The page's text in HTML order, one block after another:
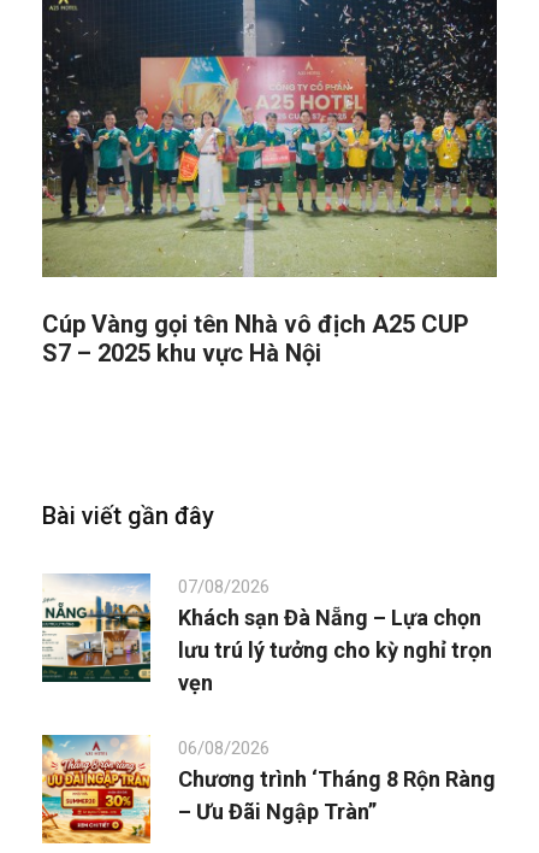
Cúp Vàng gọi tên Nhà vô địch A25 CUP
S7 – 2025 khu vực Hà Nội
Bài viết gần đây
07/08/2026
Khách sạn Đà Nẵng – Lựa chọn
lưu trú lý tưởng cho kỳ nghỉ trọn
vẹn
06/08/2026
Chương trình ‘Tháng 8 Rộn Ràng
– Ưu Đãi Ngập Tràn”